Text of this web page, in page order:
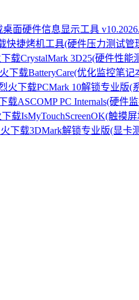
桌面硬件信息显示工具
快捷烤机工具(硬件压力测试管
CrystalMark 3D25(硬件性能
BatteryCare(优化监控笔
PCMark 10解锁专业版(
ASCOMP PC Internals(硬件
IsMyTouchScreenOK(触摸
3DMark解锁专业版(显卡